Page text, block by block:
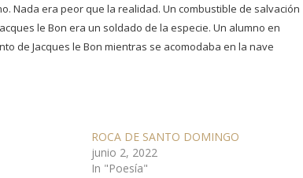
Nada era peor que la realidad. Un combustible de salvación
le Bon era un soldado de la especie. Un alumno en
de Jacques le Bon mientras se acomodaba en la nave
ROCA DE SANTO DOMINGO
junio 2, 2022
In "Poesía"